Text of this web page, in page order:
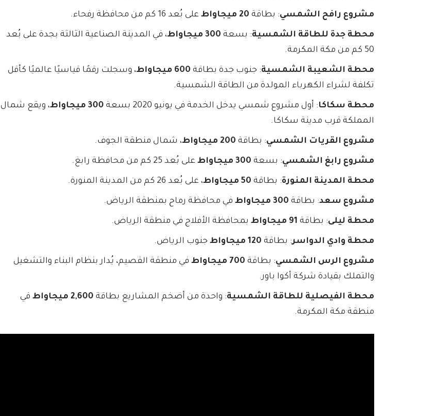
مشروع رافح الشمسي: بطاقة 20 ميجاواط على بُعد 16 كم من محافظة رفحاء.
محطة جدة للطاقة الشمسية: بسعة 300 ميجاواط
، في المدينة الصناعية الثالثة بجدة على بُعد
50 كم من مكة المكرمة.
محطة الشعيبة الشمسية: جنوب جدة بطاقة 600 ميجاواط
، وسجلت رقمًا قياسيًا عالميًا كأقل
تكلفة لشراء الكهرباء المولدة من الطاقة الشمسية.
محطة سكاكا: أول مشروع شمسي يدخل الخدمة في يونيو 2020 بسعة 300 ميجاواط
، ويقع شمال
المملكة قرب مدينة سكاكا.
مشروع القريات الشمسي: بطاقة 200 ميجاواط ، شمال منطقة الجوف.
مشروع رابغ الشمسي: بسعة 300 ميجاواط على بُعد 25 كم من محافظة رابغ.
محطة المدينة المنورة: بطاقة 50 ميجاواط ، على بُعد 26 كم من المدينة المنورة.
مشروع سعد: بطاقة 300 ميجاواط في محافظة رماح بمنطقة الرياض.
محطة ليلى: بطاقة 91 ميجاواط بمحافظة الأفلاج في منطقة الرياض.
محطة وادي الدواسر: بطاقة 120 ميجاواط جنوب الرياض.
مشروع الرس الشمسي: بطاقة 700 ميجاواط
في منطقة القصيم، يُدار بنظام البناء والتشغيل
والتملك بقيادة شركة أكوا باور.
محطة الفيصلية للطاقة الشمسية: واحدة من أضخم المشاريع بطاقة 2,600 ميجاواط
في
منطقة مكة المكرمة.